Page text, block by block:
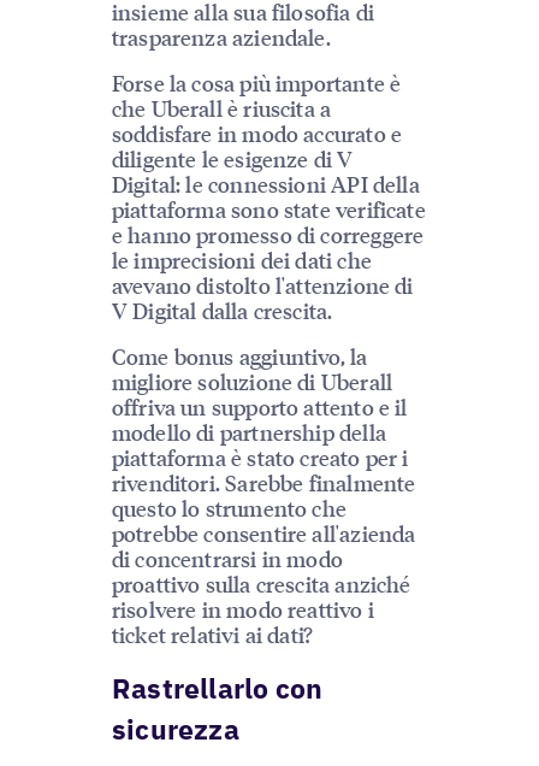
insieme alla sua filosofia di
trasparenza aziendale.
Forse la cosa più importante è
che Uberall è riuscita a
soddisfare in modo accurato e
diligente le esigenze di V
Digital: le connessioni API della
piattaforma sono state verificate
e hanno promesso di correggere
le imprecisioni dei dati che
avevano distolto l'attenzione di
V Digital dalla crescita.
Come bonus aggiuntivo, la
migliore soluzione di Uberall
offriva un supporto attento e il
modello di partnership della
piattaforma è stato creato per i
rivenditori. Sarebbe finalmente
questo lo strumento che
potrebbe consentire all'azienda
di concentrarsi in modo
proattivo sulla crescita anziché
risolvere in modo reattivo i
ticket relativi ai dati?
Rastrellarlo con
sicurezza